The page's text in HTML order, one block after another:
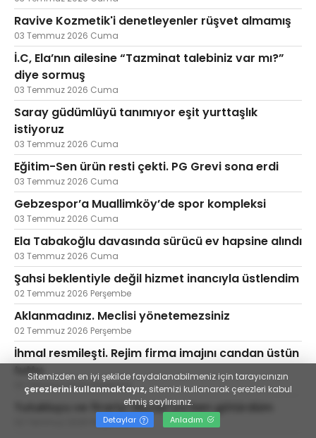
Ravive Kozmetik'i denetleyenler rüşvet almamış
03 Temmuz 2026 Cuma
İ.C, Ela’nın ailesine “Tazminat talebiniz var mı?”
diye sormuş
03 Temmuz 2026 Cuma
Saray güdümlüyü tanımıyor eşit yurttaşlık
istiyoruz
03 Temmuz 2026 Cuma
Eğitim-Sen ürün resti çekti. PG Grevi sona erdi
03 Temmuz 2026 Cuma
Gebzespor’a Muallimköy’de spor kompleksi
03 Temmuz 2026 Cuma
Ela Tabakoğlu davasında sürücü ev hapsine alındı
03 Temmuz 2026 Cuma
Şahsi beklentiyle değil hizmet inancıyla üstlendim
02 Temmuz 2026 Perşembe
Aklanmadınız. Meclisi yönetemezsiniz
02 Temmuz 2026 Perşembe
İhmal resmileşti. Rejim firma imajını candan üstün
tuttu
02 Temmuz 2026 Perşembe
Tutukluyu ve firariyi Akyazı'ya ben götürdüm
02 Temmuz 2026 Perşembe
Sitemizden en iyi şekilde faydalanabilmeniz için tarayıcınızın
çerezlerini kullanmaktayız, sitemizi kullanarak çerezleri kabul
etmiş saylırsınız.
Detaylar Anladım